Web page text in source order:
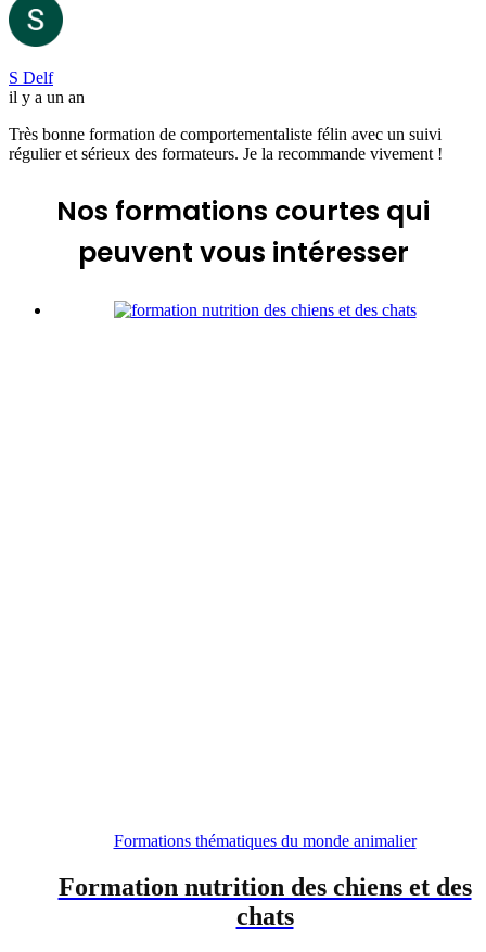
S Delf
il y a un an
Très bonne formation de comportementaliste félin avec un suivi
régulier et sérieux des formateurs. Je la recommande vivement !
Nos formations courtes qui
peuvent vous intéresser
Formations thématiques du monde animalier
Formation nutrition des chiens et des
chats